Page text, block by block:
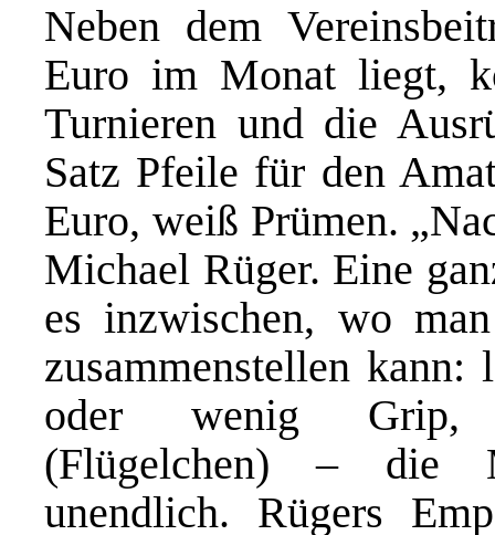
Neben dem
Euro im Monat liegt,
Turnieren und die
Satz Pfeile für den
Euro, weiß Prümen.
Michael Rüger. Eine
es inzwischen, wo
zusammenstellen
oder wenig Grip,
(Flügelchen) – die
unendlich. Rügers